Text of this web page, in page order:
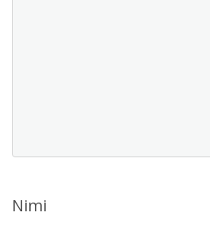
Nimi